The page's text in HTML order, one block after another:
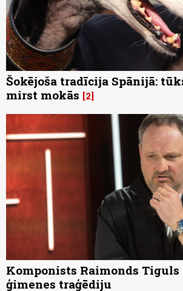
Šokējoša tradīcija Spānijā:
mirst mokās 2
Komponists Raimonds
ģimenes traģēdiju